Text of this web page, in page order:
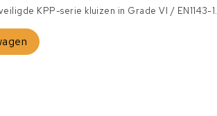
KPP-serie kluizen in Grade VI / EN1143-1.